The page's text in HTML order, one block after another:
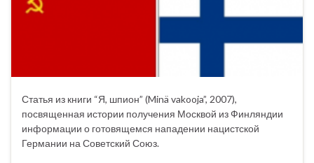
Статья из книги “Я, шпион” (Minä vakooja”, 2007),
посвященная истории получения Москвой из Финляндии
информации о готовящемся нападении нацистской
Германии на Советский Союз.